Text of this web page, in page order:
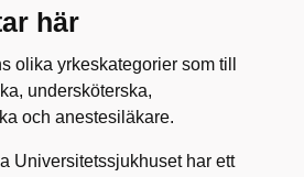
här
olika yrkeskategorier som till
undersköterska,
och anestesiläkare.
Universitetssjukhuset har ett